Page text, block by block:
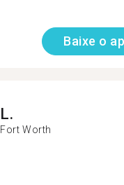
Baixe o
L.
Fort Worth